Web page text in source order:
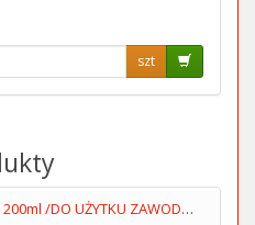
szt
SPRĘŻONY GAZ NIEPALNY 200ml /DO UŻYTKU ZAWODOWEGO/